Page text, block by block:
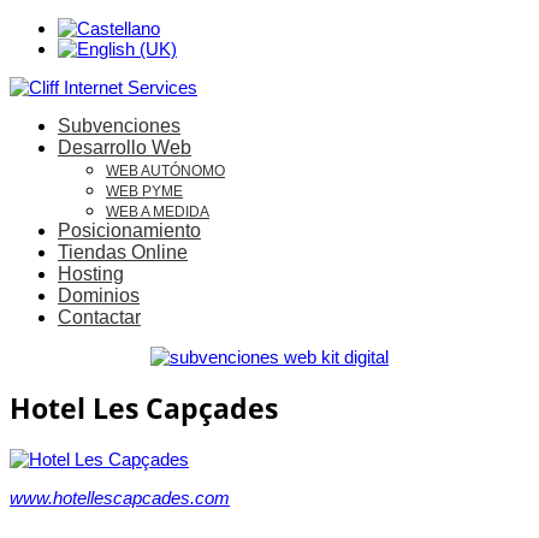
Subvenciones
Desarrollo Web
WEB AUTÓNOMO
WEB PYME
WEB A MEDIDA
Posicionamiento
Tiendas Online
Hosting
Dominios
Contactar
Hotel Les Capçades
www.hotellescapcades.com